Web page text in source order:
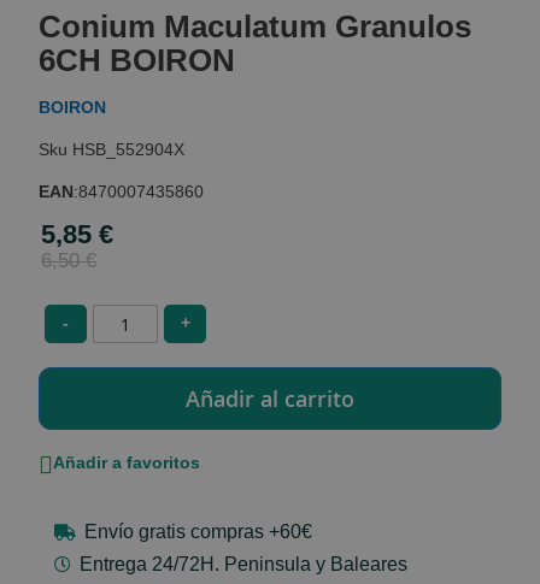
the
beginning
of
the
gallery
Conium Maculatum Granulos
6CH BOIRON
BOIRON
HSB_552904X
EAN:8470007435860
Special
Price
5,85 €
6,50 €
- +
Añadir a favoritos
Envío gratis compras +60€
Entrega 24/72H. Peninsula y Baleares